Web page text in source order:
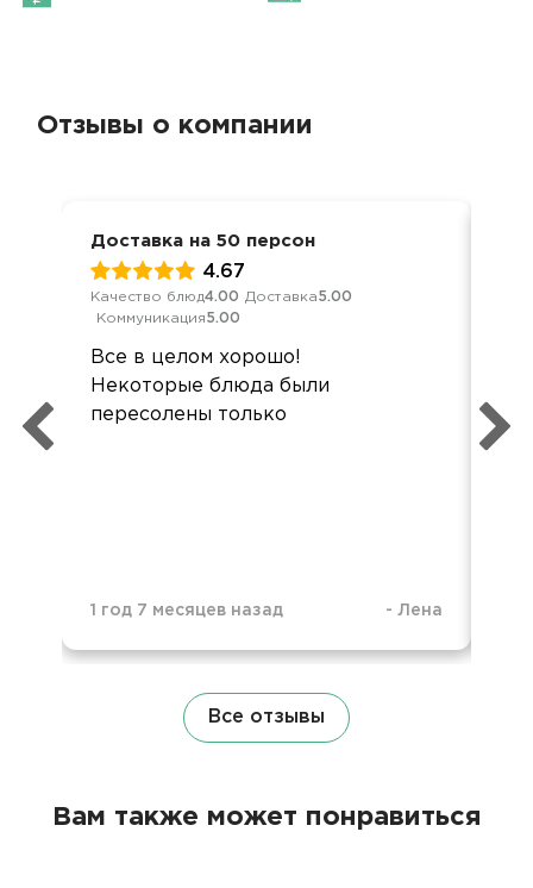
Отзывы о компании
Доставка на 50 персон
4.67
Качество блюд4.00 Доставка5.00
Коммуникация5.00
Все в целом хорошо!
Некоторые блюда были
пересолены только
1 год 7 месяцев назад - Лена
Все отзывы
Вам также может понравиться